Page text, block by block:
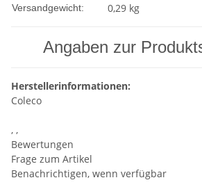
Versandgewicht: 0,29 kg
Angaben zur
Herstellerinformationen:
Coleco
, ,
Bewertungen
Frage zum Artikel
Benachrichtigen, wenn verfügbar